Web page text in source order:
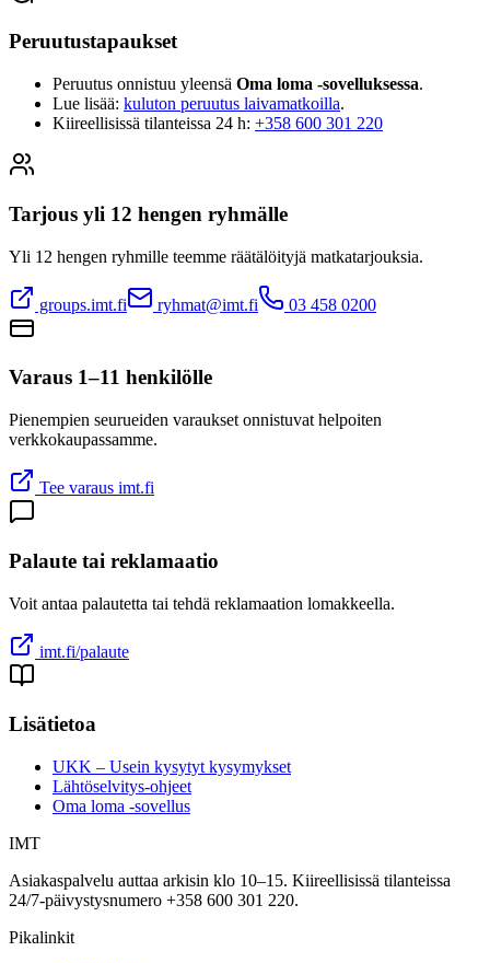
Peruutustapaukset
Peruutus onnistuu yleensä Oma loma -sovelluksessa.
Lue lisää: kuluton peruutus laivamatkoilla.
Kiireellisissä tilanteissa 24 h: +358 600 301 220
Tarjous yli 12 hengen ryhmälle
Yli 12 hengen ryhmille teemme räätälöityjä matkatarjouksia.
groups.imt.fi ryhmat@imt.fi 03 458 0200
Varaus 1–11 henkilölle
Pienempien seurueiden varaukset onnistuvat helpoiten
verkkokaupassamme.
Tee varaus imt.fi
Palaute tai reklamaatio
Voit antaa palautetta tai tehdä reklamaation lomakkeella.
imt.fi/palaute
Lisätietoa
UKK – Usein kysytyt kysymykset
Lähtöselvitys-ohjeet
Oma loma -sovellus
IMT
Asiakaspalvelu auttaa arkisin klo 10–15. Kiireellisissä tilanteissa
24/7-päivystysnumero +358 600 301 220.
Pikalinkit